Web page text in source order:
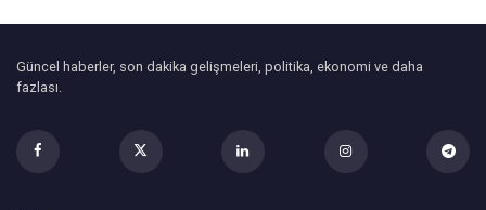
Güncel haberler, son dakika gelişmeleri, politika, ekonomi ve daha
fazlası.